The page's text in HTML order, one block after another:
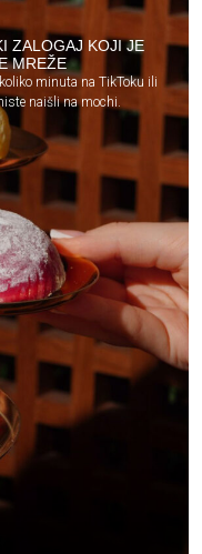
ZALOGAJ KOJI JE
MREŽE
minuta na TikToku ili
naišli na mochi.